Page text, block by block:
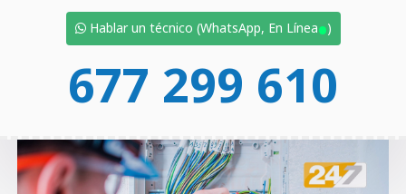
Hablar un técnico (WhatsApp, En Línea•)
677 299 610